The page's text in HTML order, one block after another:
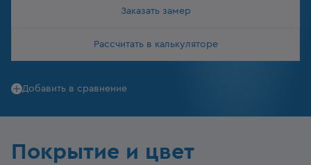
Заказать замер
Рассчитать в калькуляторе
Добавить в сравнение
Покрытие и цвет